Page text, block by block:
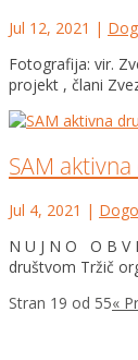
Jul 12, 2021 |
Fotografija: vir.
projekt , člani
SAM
Jul 4, 2021 |
N U J N O O B V
društvom Tržič
Stran 19 od 55«